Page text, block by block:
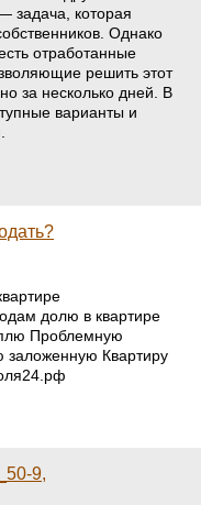
задача, которая
Однако
отработанные
решить этот
за несколько дней. В
варианты и
долю в квартире
Проблемную
заложенную Квартиру
9,